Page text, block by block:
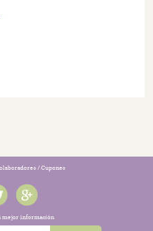
/ Cupones
mejor información